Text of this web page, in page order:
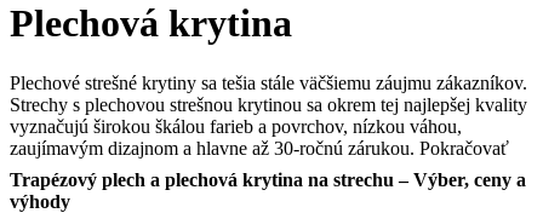
Plechová krytina
Plechové strešné krytiny sa tešia stále väčšiemu záujmu zákazníkov.
Strechy s plechovou strešnou krytinou sa okrem tej najlepšej kvality
vyznačujú širokou škálou farieb a povrchov, nízkou váhou,
zaujímavým dizajnom a hlavne až 30-ročnú zárukou. Pokračovať
Trapézový plech a plechová krytina na strechu – Výber, ceny a
výhody